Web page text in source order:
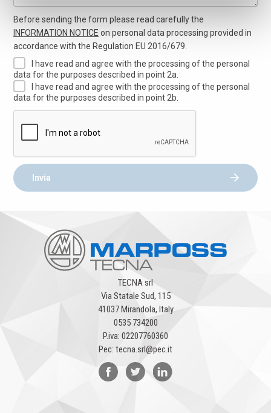
Before sending the form please read carefully the
INFORMATION NOTICE on personal data processing provided in
accordance with the Regulation EU 2016/679.
I have read and agree with the processing of the personal
data for the purposes described in point 2a.
I have read and agree with the processing of the personal
data for the purposes described in point 2b.
Invia
TECNA srl
Via Statale Sud, 115
41037 Mirandola, Italy
0535 734200
P.iva: 02207760360
Pec: tecna.srl@pec.it